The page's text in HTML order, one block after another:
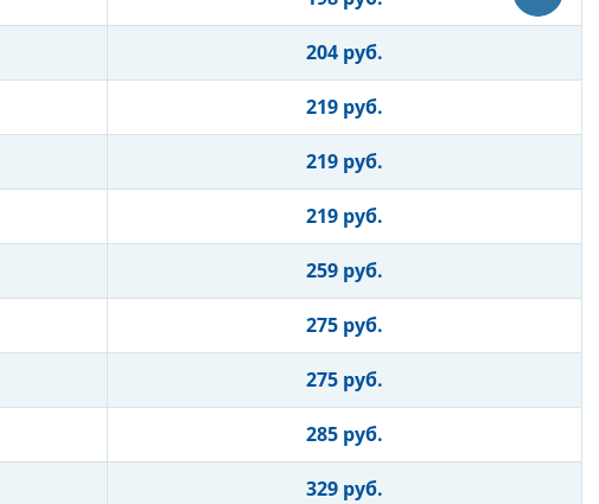
204 руб.
219 руб.
219 руб.
219 руб.
259 руб.
275 руб.
275 руб.
285 руб.
329 руб.